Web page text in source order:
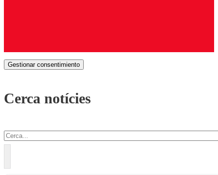
Gestionar consentimiento
Cerca notícies
Cercar